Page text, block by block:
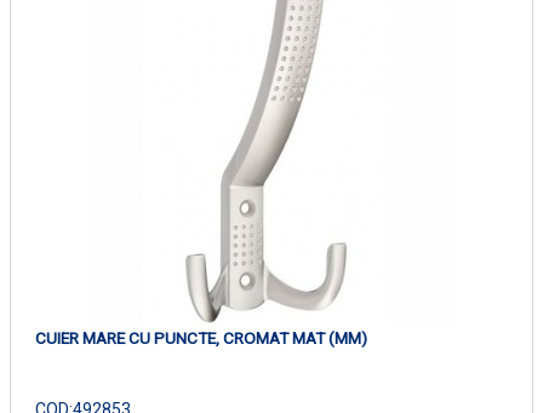
CUIER MARE CU PUNCTE, CROMAT MAT (MM)